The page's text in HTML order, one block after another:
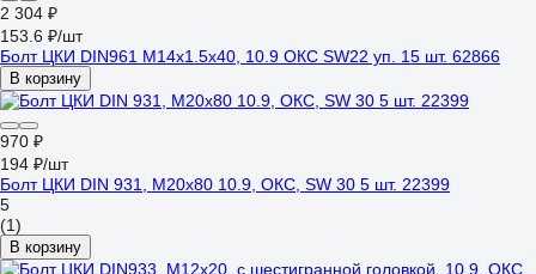
2 304 ₽
153.6 ₽/шт
Болт ЦКИ DIN961 М14х1.5х40, 10.9 ОКС SW22 уп. 15 шт. 62866
В корзину
970 ₽
194 ₽/шт
Болт ЦКИ DIN 931, М20x80 10.9, ОКС, SW 30 5 шт. 22399
5
(1)
В корзину